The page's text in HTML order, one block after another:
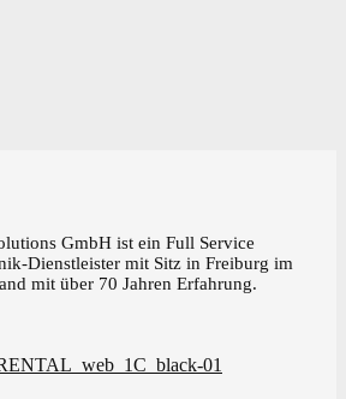
GmbH ist ein Full Service
Dienstleister mit Sitz in Freiburg im
mit über 70 Jahren Erfahrung.